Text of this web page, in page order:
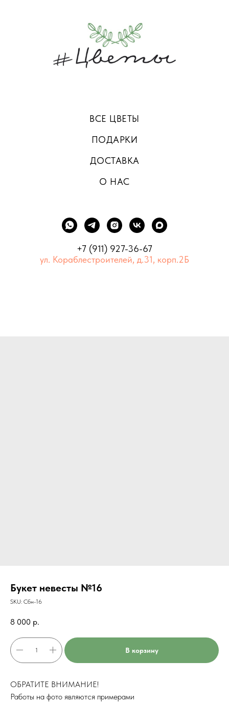
ВСЕ ЦВЕТЫ
ПОДАРКИ
ДОСТАВКА
О НАС
+7 (911) 927-36-67
ул. Кораблестроителей, д.31, корп.2Б
Букет невесты №16
SKU: Сбн-16
8 000 р.
В корзину
ОБРАТИТЕ ВНИМАНИЕ!
Работы на фото являются примерами